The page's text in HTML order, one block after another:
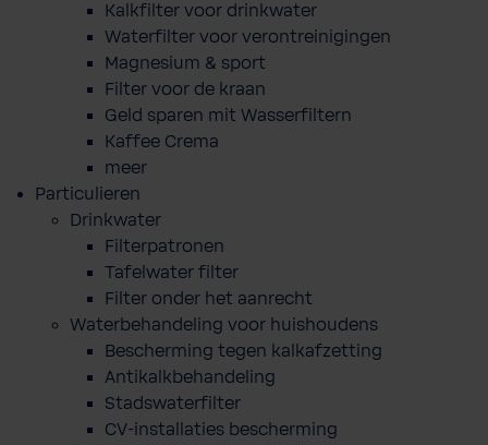
Kalkfilter voor drinkwater
Waterfilter voor verontreinigingen
Magnesium & sport
Filter voor de kraan
Geld sparen mit Wasserfiltern
Kaffee Crema
meer
Particulieren
Drinkwater
Filterpatronen
Tafelwater filter
Filter onder het aanrecht
Waterbehandeling voor huishoudens
Bescherming tegen kalkafzetting
Antikalkbehandeling
Stadswaterfilter
CV-installaties bescherming